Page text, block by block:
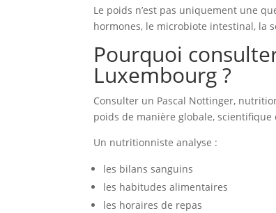
Le poids n’est pas uniquement une
hormones, le microbiote intestinal, la
Pourquoi
Luxembourg ?
Consulter un Pascal Nottinger,
poids de manière globale, scientifique
Un nutritionniste analyse :
les bilans sanguins
les habitudes alimentaires
les horaires de repas